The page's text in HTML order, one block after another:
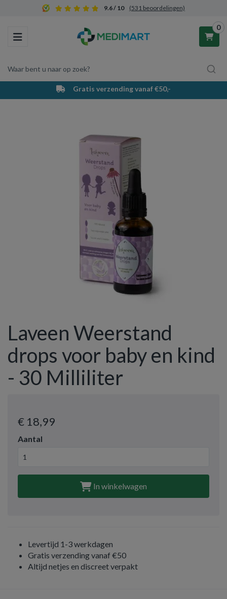
9.6 / 10 (531 beoordelingen)
Toggle navigation
Waar bent u naar op zoek?
0
Winkelwagen
Uw winkelwagen is leeg.
Vul hem met producten.
Gratis verzending vanaf €50,-
Laveen Weerstand
drops voor baby en kind
- 30 Milliliter
€ 18,99
Aantal
In winkelwagen
Levertijd 1-3 werkdagen
Gratis verzending vanaf €50
Altijd netjes en discreet verpakt